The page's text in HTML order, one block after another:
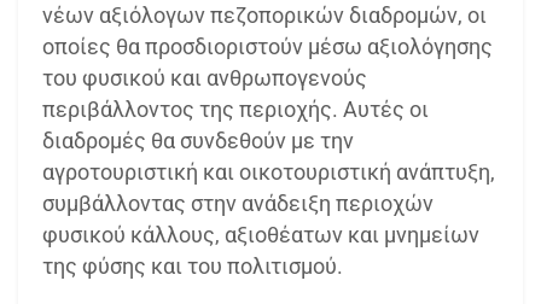
νέων αξιόλογων πεζοπορικών διαδρομών, οι
οποίες θα προσδιοριστούν μέσω αξιολόγησης
του φυσικού και ανθρωπογενούς
περιβάλλοντος της περιοχής. Αυτές οι
διαδρομές θα συνδεθούν με την
αγροτουριστική και οικοτουριστική ανάπτυξη,
συμβάλλοντας στην ανάδειξη περιοχών
φυσικού κάλλους, αξιοθέατων και μνημείων
της φύσης και του πολιτισμού.